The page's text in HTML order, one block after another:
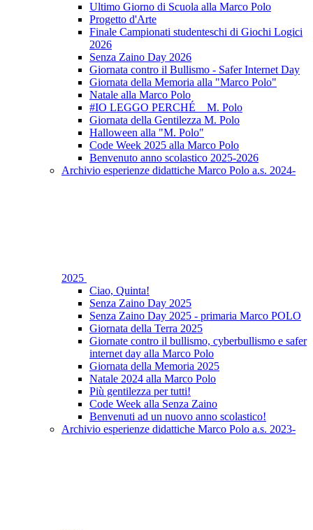
Ultimo Giorno di Scuola alla Marco Polo
Progetto d'Arte
Finale Campionati studenteschi di Giochi Logici
2026
Senza Zaino Day 2026
Giornata contro il Bullismo - Safer Internet Day
Giornata della Memoria alla "Marco Polo"
Natale alla Marco Polo
#IO LEGGO PERCHÉ _ M. Polo
Giornata della Gentilezza M. Polo
Halloween alla "M. Polo"
Code Week 2025 alla Marco Polo
Benvenuto anno scolastico 2025-2026
Archivio esperienze didattiche Marco Polo a.s. 2024-
2025
Ciao, Quinta!
Senza Zaino Day 2025
Senza Zaino Day 2025 - primaria Marco POLO
Giornata della Terra 2025
Giornate contro il bullismo, cyberbullismo e safer
internet day alla Marco Polo
Giornata della Memoria 2025
Natale 2024 alla Marco Polo
Più gentilezza per tutti!
Code Week alla Senza Zaino
Benvenuti ad un nuovo anno scolastico!
Archivio esperienze didattiche Marco Polo a.s. 2023-